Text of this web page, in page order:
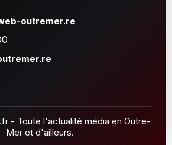
outremer.re
- Toute l'actualité média en Outre-
Mer et d'ailleurs.